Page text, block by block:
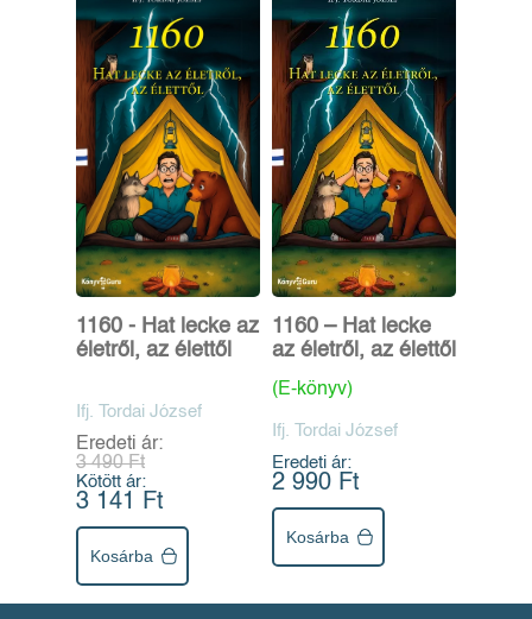
1160 - Hat lecke az
életről, az élettől
Ifj. Tordai József
Eredeti ár:
3 490 Ft
Kötött ár:
3 141 Ft
Kosárba
1160 – Hat lecke
az életről, az élettől
(E-könyv)
Ifj. Tordai József
Eredeti ár:
2 990 Ft
Kosárba